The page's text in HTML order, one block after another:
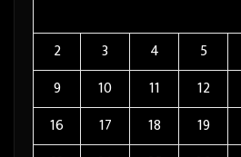
2
3 4 5
9
10 11 12
16
17 18 19